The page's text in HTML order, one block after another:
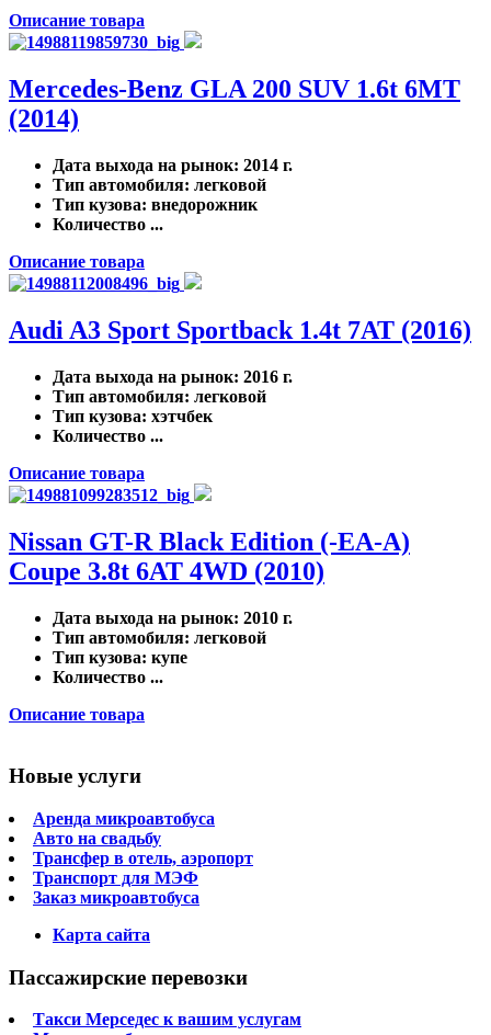
Описание товара
Mercedes-Benz GLA 200 SUV 1.6t 6MT
(2014)
Дата выхода на рынок: 2014 г.
Тип автомобиля: легковой
Тип кузова: внедорожник
Количество ...
Описание товара
Audi A3 Sport Sportback 1.4t 7AT (2016)
Дата выхода на рынок: 2016 г.
Тип автомобиля: легковой
Тип кузова: хэтчбек
Количество ...
Описание товара
Nissan GT-R Black Edition (-EA-A)
Coupe 3.8t 6AT 4WD (2010)
Дата выхода на рынок: 2010 г.
Тип автомобиля: легковой
Тип кузова: купе
Количество ...
Описание товара
Новые услуги
Аренда микроавтобуса
Авто на свадьбу
Трансфер в отель, аэропорт
Транспорт для МЭФ
Заказ микроавтобуса
Карта сайта
Пассажирские перевозки
Такси Мерседес к вашим услугам